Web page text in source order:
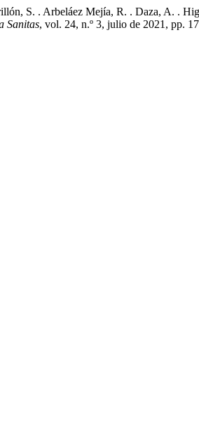
S. . Arbeláez Mejía, R. . Daza, A. .
Sanitas, vol. 24, n.º 3, julio de 2021, pp.